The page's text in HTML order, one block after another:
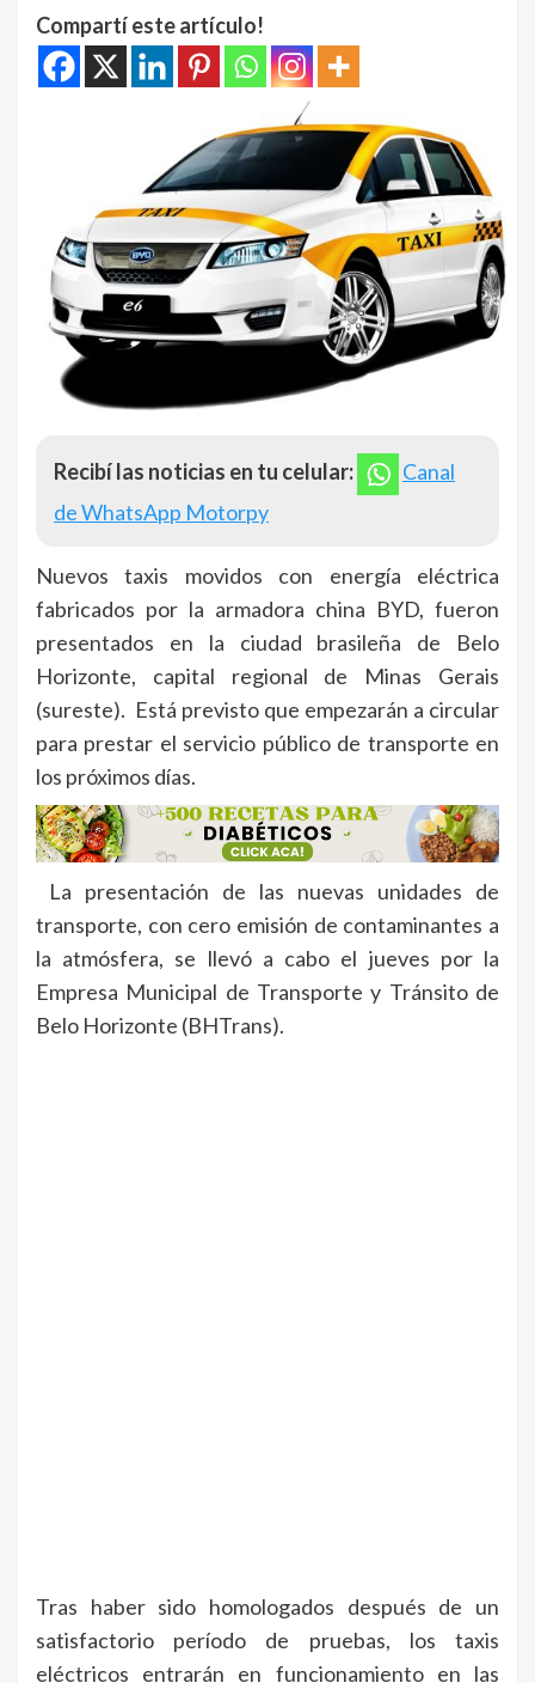
Compartí este artículo!
Recibí las noticias en tu celular:
Canal
de WhatsApp Motorpy
Nuevos taxis movidos con energía eléctrica
fabricados por la armadora china BYD, fueron
presentados en la ciudad brasileña de Belo
Horizonte, capital regional de Minas Gerais
(sureste). Está previsto que empezarán a circular
para prestar el servicio público de transporte en
los próximos días.
La presentación de las nuevas unidades de
transporte, con cero emisión de contaminantes a
la atmósfera, se llevó a cabo el jueves por la
Empresa Municipal de Transporte y Tránsito de
Belo Horizonte (BHTrans).
Tras haber sido homologados después de un
satisfactorio período de pruebas, los taxis
eléctricos entrarán en funcionamiento en las